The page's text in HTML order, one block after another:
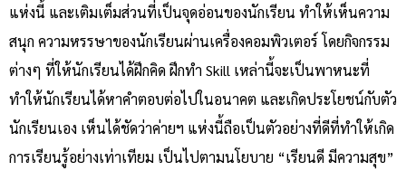
แห่งนี้ และเติมเต็มส่วนที่เป็นจุดอ่อนของนักเรียน ทำให้เห็นความ
สนุก ความหรรษาของนักเรียนผ่านเครื่องคอมพิวเตอร์ โดยกิจกรรม
ต่างๆ ที่ให้นักเรียนได้ฝึกคิด ฝึกทำ Skill เหล่านี้จะเป็นพาหนะที่
ทำให้นักเรียนได้หาคำตอบต่อไปในอนาคต และเกิดประโยชน์กับตัว
นักเรียนเอง เห็นได้ชัดว่าค่ายฯ แห่งนี้ถือเป็นตัวอย่างที่ดีที่ทำให้เกิด
การเรียนรู้อย่างเท่าเทียม เป็นไปตามนโยบาย “เรียนดี มีความสุข”